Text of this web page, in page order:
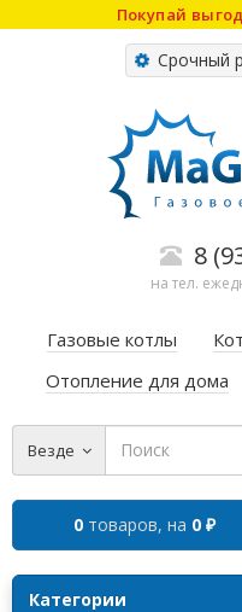
Покупай
Срочный
8
на тел.
Газовые котлы
Отопление для дома
Везде
0 товаров, на 0 ₽
Категории